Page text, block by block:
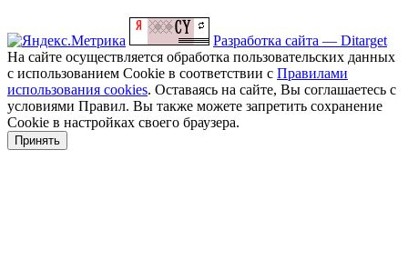
Разработка сайта — Ditarget
На сайте осуществляется обработка пользовательских данных
с использованием Cookie в соответствии с Правилами
использования cookies. Оставаясь на сайте, Вы соглашаетесь с
условиями Правил. Вы также можете запретить сохранение
Cookie в настройках своего браузера.
Принять